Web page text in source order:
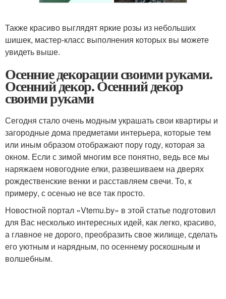
Также красиво выглядят яркие розы из небольших
шишек, мастер-класс выполнения которых вы можете
увидеть выше.
Осенние декорации своими руками.
Осенний декор. Осенний декор
своими руками
Сегодня стало очень модным украшать свои квартиры и
загородные дома предметами интерьера, которые тем
или иным образом отображают пору году, которая за
окном. Если с зимой многим все понятно, ведь все мы
наряжаем новогодние елки, развешиваем на дверях
рождественские венки и расставляем свечи. То, к
примеру, с осенью не все так просто.
Новостной портал «Vtemu.by» в этой статье подготовил
для Вас несколько интересных идей, как легко, красиво,
а главное не дорого, преобразить свое жилище, сделать
его уютным и нарядным, по осеннему роскошным и
волшебным.